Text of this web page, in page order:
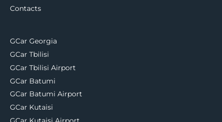
Contacts
GCar Georgia
GCar Tbilisi
GCar Tbilisi Airport
GCar Batumi
GCar Batumi Airport
GCar Kutaisi